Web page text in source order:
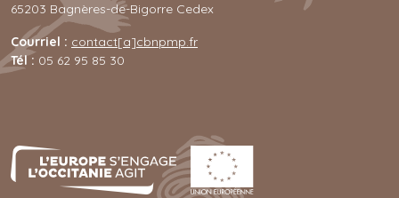
65203 Bagnères-de-Bigorre Cedex
Courriel : contact[a]cbnpmp.fr
Tél : 05 62 95 85 30